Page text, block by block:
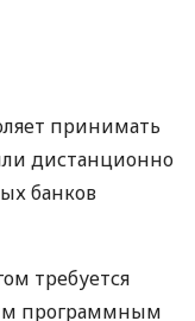
принимать
дистанционно
банков
требуется
программным